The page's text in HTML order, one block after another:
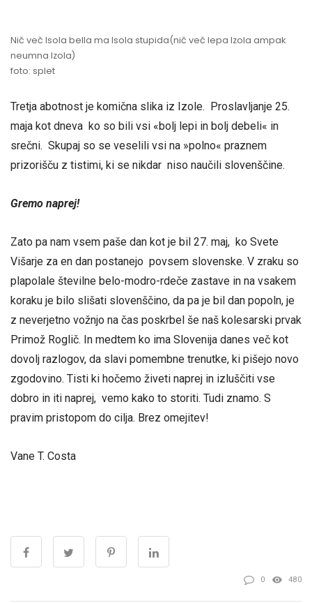
Nič več Isola bella ma Isola stupida(nič več lepa Izola ampak
neumna Izola)
foto: splet
Tretja abotnost je komična slika iz Izole. Proslavljanje 25.
maja kot dneva ko so bili vsi «bolj lepi in bolj debeli« in
srečni. Skupaj so se veselili vsi na »polno« praznem
prizorišču z tistimi, ki se nikdar niso naučili slovenščine.
Gremo naprej!
Zato pa nam vsem paše dan kot je bil 27. maj, ko Svete
Višarje za en dan postanejo povsem slovenske. V zraku so
plapolale številne belo-modro-rdeče zastave in na vsakem
koraku je bilo slišati slovenščino, da pa je bil dan popoln, je
z neverjetno vožnjo na čas poskrbel še naš kolesarski prvak
Primož Roglič. In medtem ko ima Slovenija danes več kot
dovolj razlogov, da slavi pomembne trenutke, ki pišejo novo
zgodovino. Tisti ki hočemo živeti naprej in izluščiti vse
dobro in iti naprej, vemo kako to storiti. Tudi znamo. S
pravim pristopom do cilja. Brez omejitev!
Vane T. Costa
0 480